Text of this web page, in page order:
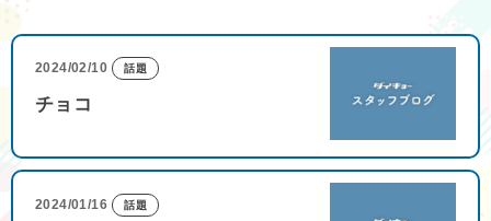
2024/02/10 話題
チョコ
2024/01/16 話題